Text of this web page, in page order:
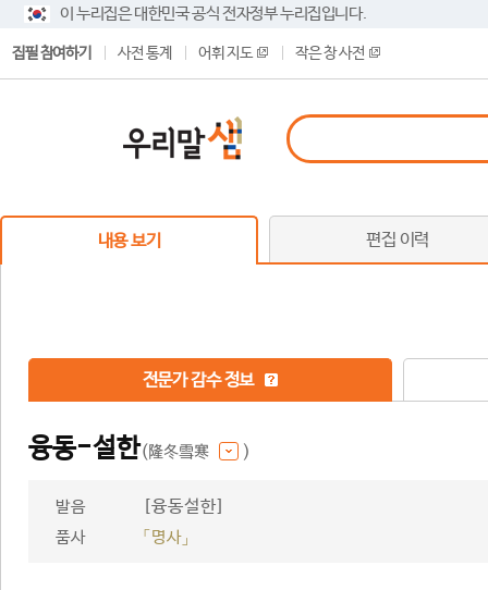
이 누리집은 대한민국 공식 전자정부 누리집입니다.
집필 참여하기 사전 통계 어휘 지도 작은 창 사전
내용 보기 편집 이력
전문가 감수 정보
융동-설한(隆冬雪寒 )
발음 [융동설한]
품사 「명사」